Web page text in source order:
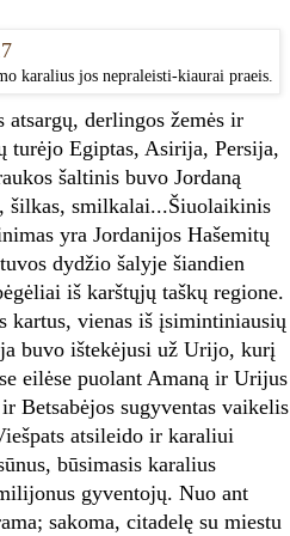
karalius jos nepraleisti-kiaurai praeis.
atsargų, derlingos žemės ir
turėjo Egiptas, Asirija, Persija,
šaltinis buvo Jordaną
šilkas, smilkalai...Šiuolaikinis
yra Jordanijos Hašemitų
dydžio šalyje šiandien
iš karštųjų taškų regione.
kartus, vienas iš įsimintiniausių
buvo ištekėjusi už Urijo, kurį
eilėse puolant Amaną ir Urijus
Betsabėjos sugyventas vaikelis
atsileido ir karaliui
būsimasis karalius
gyventojų. Nuo ant
sakoma, citadelę su miestu